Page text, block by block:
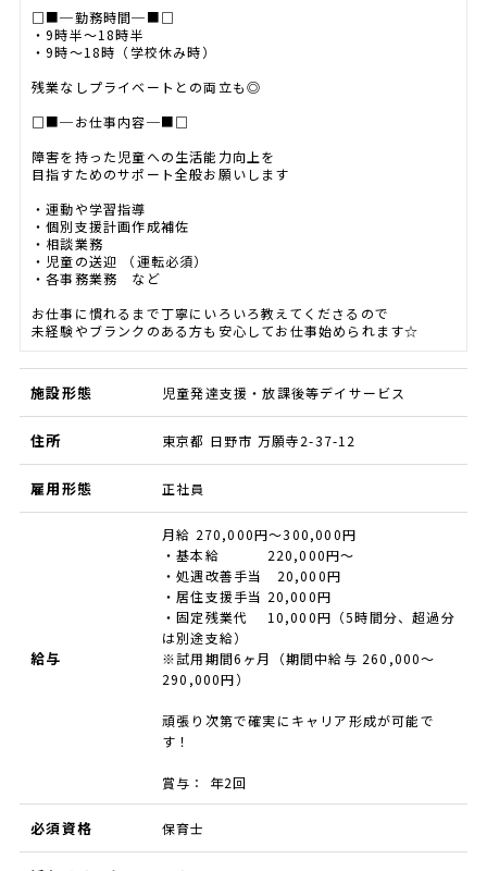
□■─勤務時間─■□
・9時半～18時半
・9時～18時（学校休み時）
残業なしプライベートとの両立も◎
□■─お仕事内容─■□
障害を持った児童への生活能力向上を
目指すためのサポート全般お願いします
・運動や学習指導
・個別支援計画作成補佐
・相談業務
・児童の送迎 （運転必須）
・各事務業務 など
お仕事に慣れるまで丁寧にいろいろ教えてくださるので
未経験やブランクのある方も安心してお仕事始められます☆
施設形態 児童発達支援・放課後等デイサービス
住所 東京都 日野市 万願寺2-37-12
雇用形態 正社員
給与
月給 270,000円～300,000円
・基本給 220,000円～
・処遇改善手当 20,000円
・居住支援手当 20,000円
・固定残業代 10,000円（5時間分、超過分
は別途支給）
※試用期間6ヶ月（期間中給与 260,000～
290,000円）
頑張り次第で確実にキャリア形成が可能で
す！
賞与： 年2回
必須資格 保育士